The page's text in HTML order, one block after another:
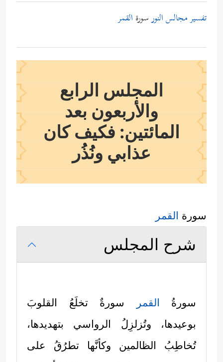
تفسير مجالس النورسورة القمر
المجلس الرابع
والأربعون بعد
المائتين: فكيف كان
عذابي ونُذُر
سورة القمر
شرح المجلس
سورةُ القمر
سورةٌ تخلَعُ القلوبَ
بوعيدها، وتُزلزِلُ الرواسي بتهديدها،
تُخاطِبُ الظالمين وكأنَّها تطرُقُ على